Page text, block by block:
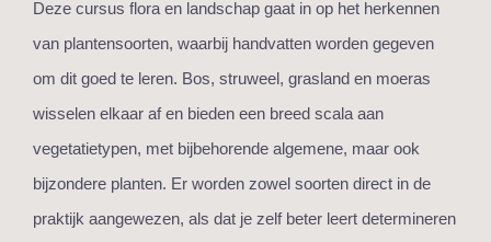
Deze cursus flora en landschap gaat in op het herkennen
van plantensoorten, waarbij handvatten worden gegeven
om dit goed te leren. Bos, struweel, grasland en moeras
wisselen elkaar af en bieden een breed scala aan
vegetatietypen, met bijbehorende algemene, maar ook
bijzondere planten. Er worden zowel soorten direct in de
praktijk aangewezen, als dat je zelf beter leert determineren